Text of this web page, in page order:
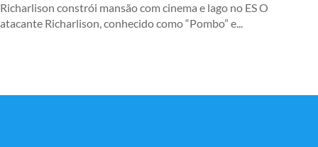
Richarlison constrói mansão com cinema e lago no ES O
atacante Richarlison, conhecido como “Pombo” e...